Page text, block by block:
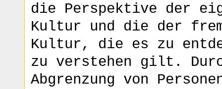
die Perspektive der
Kultur und die der
Kultur, die es zu
zu verstehen gilt.
Abgrenzung von